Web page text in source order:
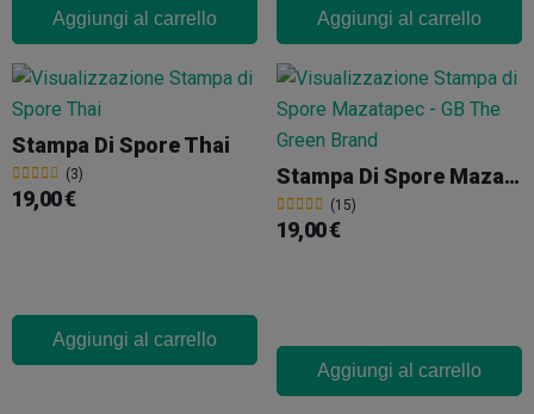
Aggiungi al carrello Aggiungi al carrello
Stampa Di Spore Thai
(3)
19,00 €
Aggiungi al carrello
Stampa Di Spore Mazatapec
(15)
19,00 €
Aggiungi al carrello